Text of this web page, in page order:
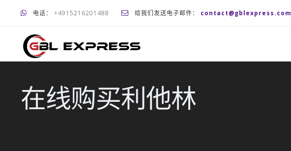
电话： +4915216201488 给我们发送电子邮件： contact@gblexpress.com
在线购买利他林